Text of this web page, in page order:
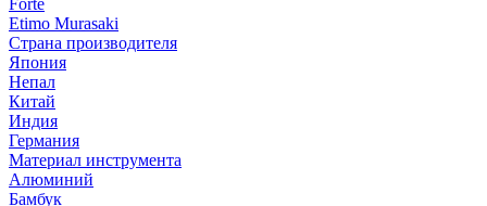
Forte
Etimo Murasaki
Страна производителя
Япония
Непал
Китай
Индия
Германия
Материал инструмента
Алюминий
Бамбук